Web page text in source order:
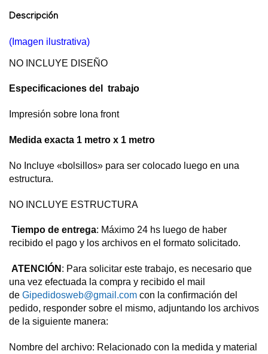
Descripción
(Imagen ilustrativa)
NO INCLUYE DISEÑO
Especificaciones del trabajo
Impresión sobre lona front
Medida exacta 1 metro x 1 metro
No Incluye «bolsillos» para ser colocado luego en una
estructura.
NO INCLUYE ESTRUCTURA
Tiempo de entrega: Máximo 24 hs luego de haber
recibido el pago y los archivos en el formato solicitado.
ATENCIÓN : Para solicitar este trabajo, es necesario que
una vez efectuada la compra y recibido el mail
de Gipedidosweb@gmail.com con la confirmación del
pedido, responder sobre el mismo, adjuntando los archivos
de la siguiente manera:
Nombre del archivo: Relacionado con la medida y material